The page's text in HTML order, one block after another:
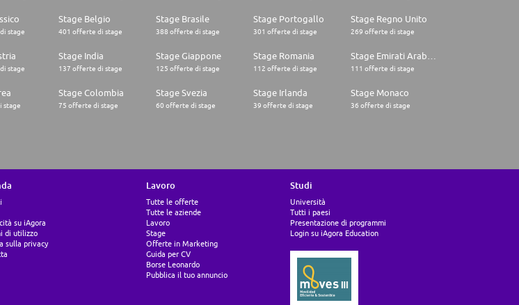
stage
Stage Belgio
401 offerte di stage
Stage Brasile
388 offerte di stage
Stage Portogallo
301 offerte di stage
Stage Regno Unito
269 offerte di stage
stage
Stage India
137 offerte di stage
Stage Giappone
125 offerte di stage
Stage Romania
112 offerte di stage 111 offerte di stage
stage
Stage Colombia
75 offerte di stage
Stage Svezia
60 offerte di stage
Stage Irlanda
39 offerte di stage
Stage Monaco
36 offerte di stage
su iAgora
di utilizzo
sulla privacy
Lavoro
Tutte le offerte
Tutte le aziende
Lavoro
Stage
Offerte in Marketing
Guida per CV
Borse Leonardo
Pubblica il tuo annuncio
Studi
Università
Tutti i paesi
Presentazione di programmi
Login su iAgora Education